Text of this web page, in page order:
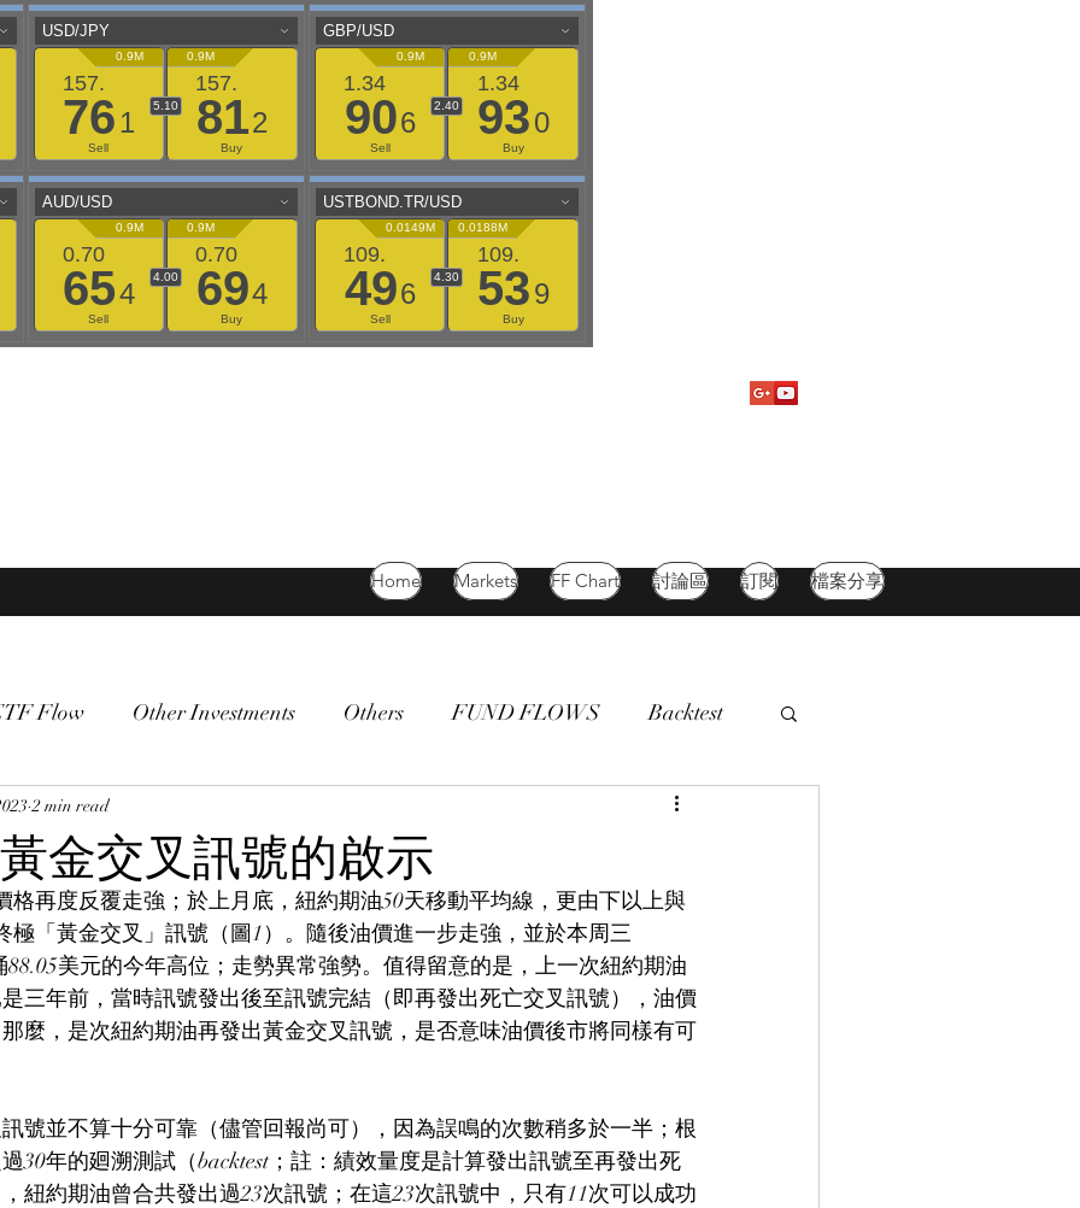
Home Markets FF Chart 討論區 訂閱 檔案分享
Flow Other Investments Others FUND FLOWS Backtest
bitcoin Oil
金交叉訊號的啟示
2 min read
格再度反覆走強；於上月底，紐約期油50天移動平均線，更由下以上與
極「黃金交叉」訊號（圖1）。隨後油價進一步走強，並於本周三
88.05美元的今年高位；走勢異常強勢。值得留意的是，上一次紐約期油
三年前，當時訊號發出後至訊號完結（即再發出死亡交叉訊號），油價
麼，是次紐約期油再發出黃金交叉訊號，是否意味油價後市將同樣有可
號並不算十分可靠（儘管回報尚可），因為誤鳴的次數稍多於一半；根
30年的廻溯測試（backtest；註：績效量度是計算發出訊號至再發出死
紐約期油曾合共發出過23次訊號；在這23次訊號中，只有11次可以成功